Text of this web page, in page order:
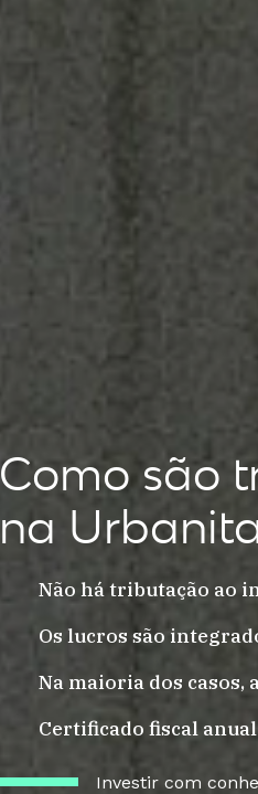
Como são
na
Não há tributação ao
Os lucros são
Na maioria dos casos,
Certificado fiscal
Investir com